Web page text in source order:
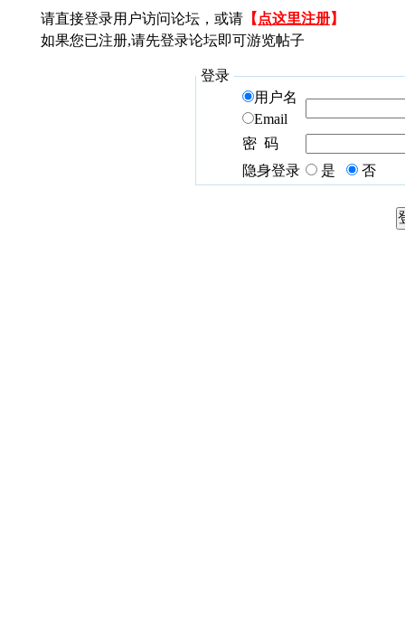
请直接登录用户访问论坛，或请 【 点这里注册】
如果您已注册,请先登录论坛即可游览帖子
登录
用户名
Email
密 码
隐身登录
是 否